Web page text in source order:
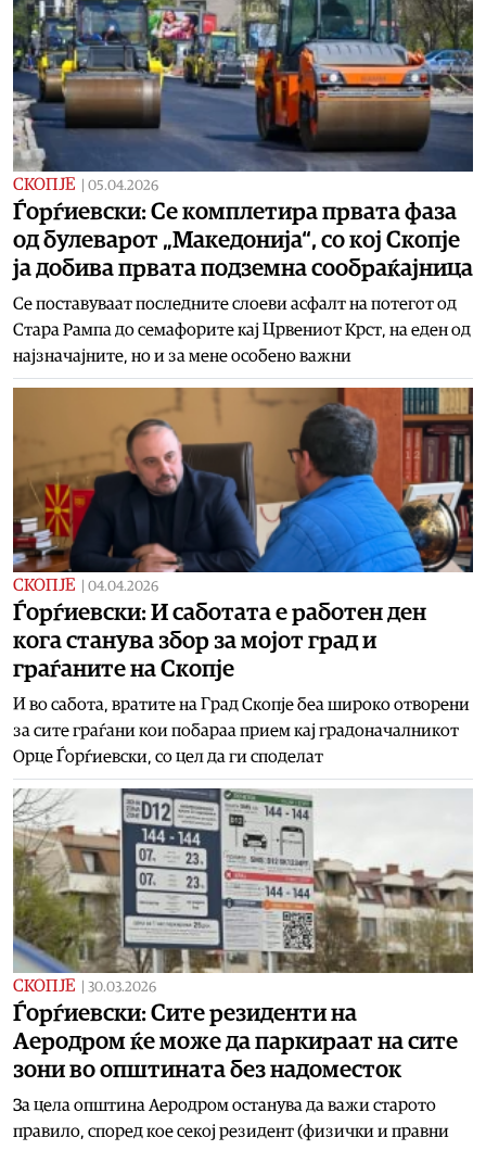
СКОПЈЕ 05.04.2026
Ѓорѓиевски: Се комплетира првата фаза
од булеварот „Македонија“, со кој Скопје
ја добива првата подземна сообраќајница
Се поставуваат последните слоеви асфалт на потегот од
Стара Рампа до семафорите кај Црвениот Крст, на еден од
најзначајните, но и за мене особено важни
СКОПЈЕ 04.04.2026
Ѓорѓиевски: И саботата е работен ден
кога станува збор за мојот град и
граѓаните на Скопје
И во сабота, вратите на Град Скопје беа широко отворени
за сите граѓани кои побараа прием кај градоначалникот
Орце Ѓорѓиевски, со цел да ги споделат
СКОПЈЕ 30.03.2026
Ѓорѓиевски: Сите резиденти на
Аеродром ќе може да паркираат на сите
зони во општината без надоместок
За цела општина Аеродром останува да важи старото
правило, според кое секој резидент (физички и правни